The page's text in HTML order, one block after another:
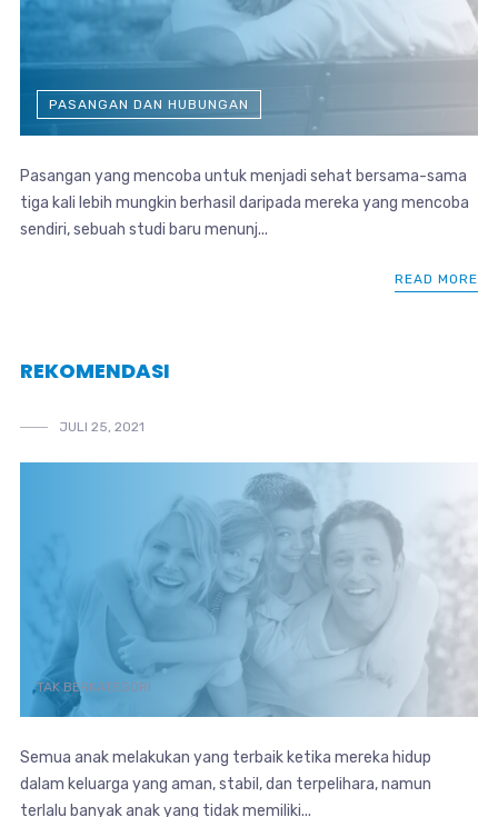
PASANGAN DAN HUBUNGAN
Pasangan yang mencoba untuk menjadi sehat bersama-sama
tiga kali lebih mungkin berhasil daripada mereka yang mencoba
sendiri, sebuah studi baru menunj...
READ MORE
REKOMENDASI
JULI 25, 2021
TAK BERKATEGORI
Semua anak melakukan yang terbaik ketika mereka hidup
dalam keluarga yang aman, stabil, dan terpelihara, namun
terlalu banyak anak yang tidak memiliki...